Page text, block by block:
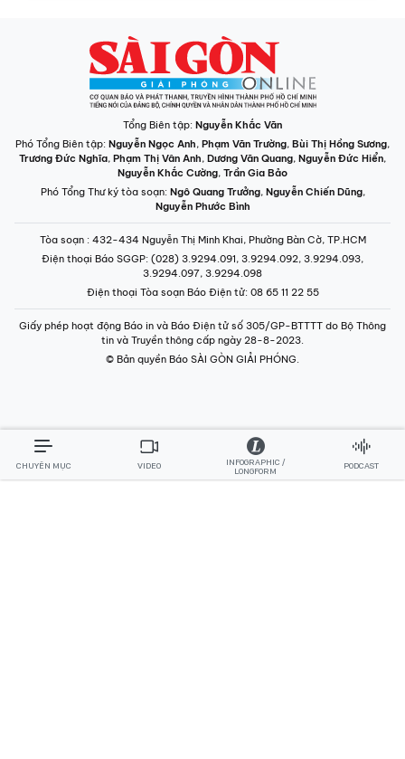
Tổng Biên tập: Nguyễn Khắc Văn
Phó Tổng Biên tập: Nguyễn Ngọc Anh, Phạm Văn Trường, Bùi Thị Hồng Sương,
Trương Đức Nghĩa, Phạm Thị Vân Anh, Dương Văn Quang, Nguyễn Đức Hiển,
Nguyễn Khắc Cường, Trần Gia Bảo
Phó Tổng Thư ký tòa soạn: Ngô Quang Trưởng, Nguyễn Chiến Dũng,
Nguyễn Phước Bình
Tòa soạn : 432-434 Nguyễn Thị Minh Khai, Phường Bàn Cờ, TP.HCM
Điện thoại Báo SGGP: (028) 3.9294.091, 3.9294.092, 3.9294.093,
3.9294.097, 3.9294.098
Điện thoại Tòa soạn Báo Điện tử: 08 65 11 22 55
Giấy phép hoạt động Báo in và Báo Điện tử số 305/GP-BTTTT do Bộ Thông
tin và Truyền thông cấp ngày 28-8-2023.
© Bản quyền Báo SÀI GÒN GIẢI PHÓNG.
CHUYÊN MỤC VIDEO
INFOGRAPHIC /
LONGFORM
PODCAST